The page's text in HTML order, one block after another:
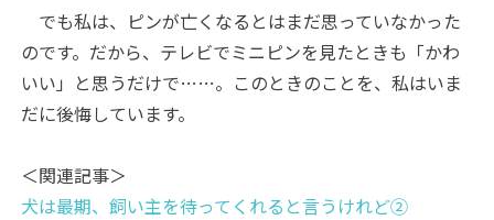
でも私は、ピンが亡くなるとはまだ思っていなかった
のです。だから、テレビでミニピンを見たときも「かわ
いい」と思うだけで……。このときのことを、私はいま
だに後悔しています。
＜関連記事＞
犬は最期、飼い主を待ってくれると言うけれど②